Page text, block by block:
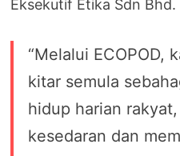
Eksekutif Etika Sdn Bhd.
“Melalui ECOPOD,
kitar semula
hidup harian
kesedaran dan